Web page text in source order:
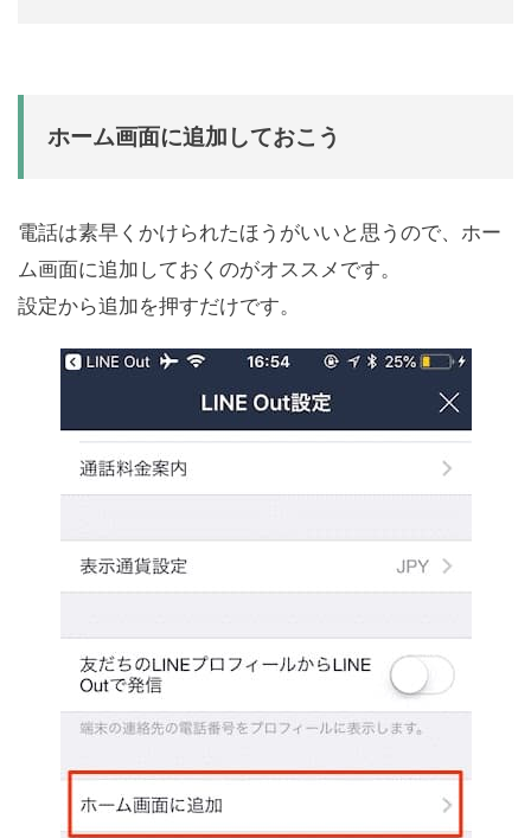
ホーム画面に追加しておこう
電話は素早くかけられたほうがいいと思うので、ホー
ム画面に追加しておくのがオススメです。
設定から追加を押すだけです。